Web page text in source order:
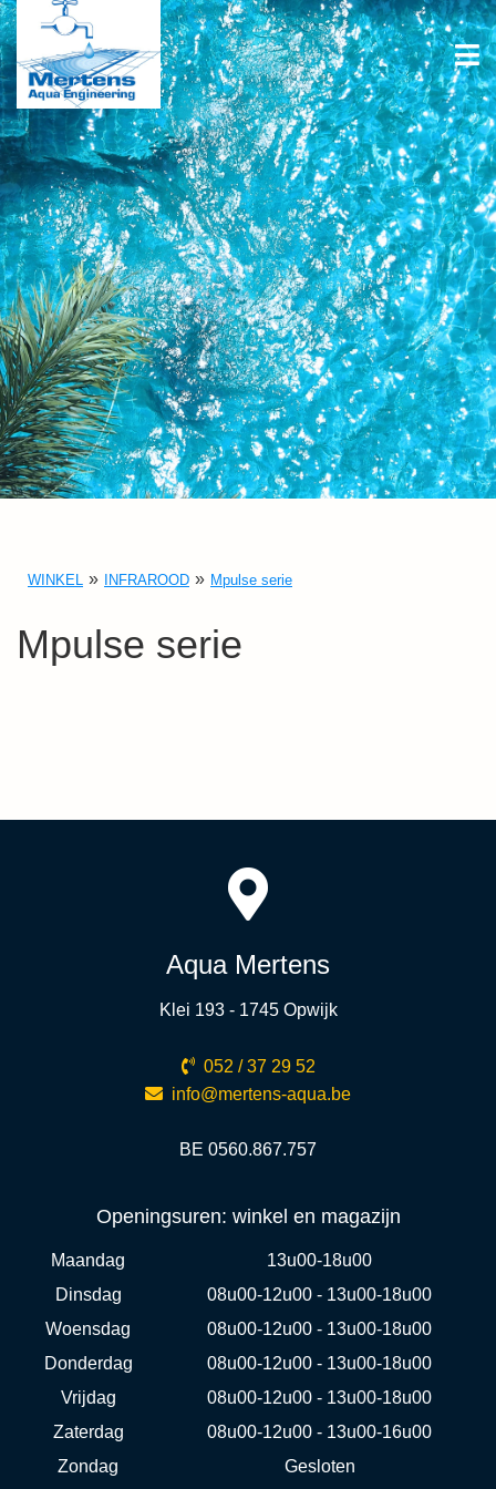
WINKEL INFRAROOD Mpulse serie
Mpulse serie
Aqua Mertens
Klei 193 - 1745 Opwijk
052 / 37 29 52
info@mertens-aqua.be
BE 0560.867.757
Openingsuren: winkel en magazijn
Maandag
13u00-18u00
Dinsdag
08u00-12u00 - 13u00-18u00
Woensdag
08u00-12u00 - 13u00-18u00
Donderdag
08u00-12u00 - 13u00-18u00
Vrijdag
08u00-12u00 - 13u00-18u00
Zaterdag
08u00-12u00 - 13u00-16u00
Zondag
Gesloten